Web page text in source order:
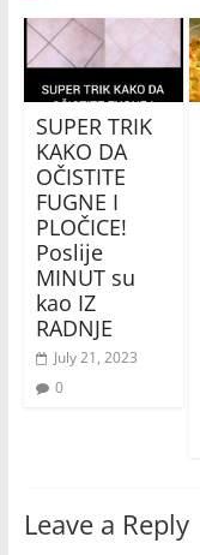
SUPER TRIK
KAKO DA
OČISTITE
FUGNE I
PLOČICE!
Poslije
MINUT su
kao IZ
RADNJE
July 21, 2023
0
Leave a Reply